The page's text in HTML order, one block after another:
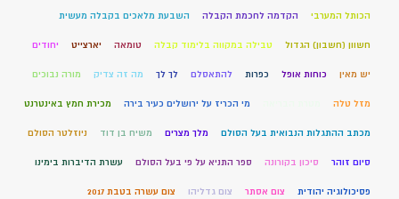
הכותל המערבי הקדמה לחכמת הקבלה השבעת מלאכים בקבלה מעשית
חשוון (חשבון) הגדול טבילה במקווה בלימוד קבלה טומאה יארצייט יחודים
יש מאין כוחות אופל כפרות להתאסלם לך לך מה זה צדיק מורה נבוכים
מזל טלה מי הכריז על ירושלים כעיר בירה מכירת חמץ באינטרנט
מכתב ההתגלות הנבואית בעל הסולם מלך מצרים משיח בן דוד ניוזלטר הסולם
סיום זוהר סיכון בקורונה ספר התניא על פי בעל הסולם עשרת הדיברות בימינו
פסיכולוגיה יהודית צום אסתר צום גדליהו צום עשרה בטבת 2017